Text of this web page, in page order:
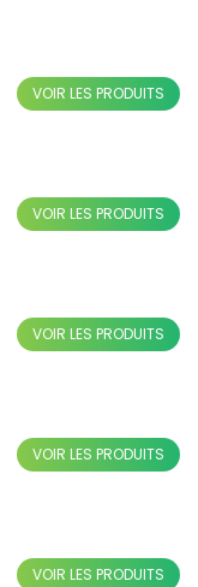
VOIR LES PRODUITS
VOIR LES PRODUITS
VOIR LES PRODUITS
VOIR LES PRODUITS
VOIR LES PRODUITS